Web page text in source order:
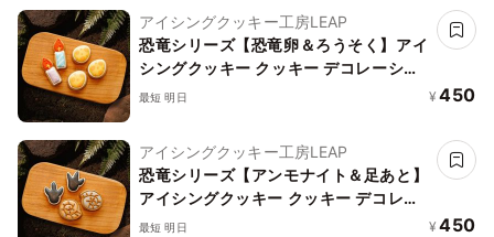
アイシングクッキー工房LEAP
恐竜シリーズ【恐竜卵＆ろうそく】アイ
シングクッキー クッキー デコレーショ
ンケーキ オリジナルケーキ 誕生日
最短 明日 ¥ 450
アイシングクッキー工房LEAP
恐竜シリーズ【アンモナイト＆足あと】
アイシングクッキー クッキー デコレー
ションケーキ オリジナルケーキ 誕生日
最短 明日 ¥ 450